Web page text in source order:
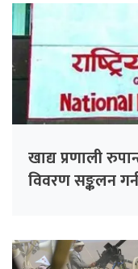
खाद्य प्रणाली
विवरण सङ्कलन